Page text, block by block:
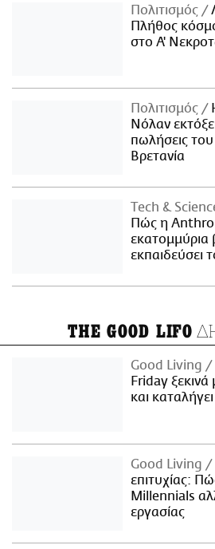
Πολιτισμός
Πλήθος
στο Α'
Πολιτισμός
Νόλαν
πωλήσεις
Βρετανία
Τech &
Πώς η
εκατομμύρια
εκπαιδεύσει
THE GOOD LIFO
Good Living
Friday ξεκινά
και
Good Living
επιτυχίας:
Millennials
εργασίας